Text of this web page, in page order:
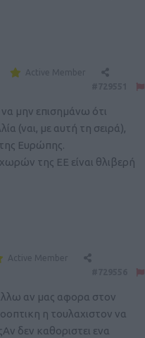
Active Member
μην επισημάνω ότι
(ναι, με αυτή τη σειρά),
Ευρώπης.
της ΕΕ είναι θλιβερή
Active Member
αν μας αφορα στον
η τουλαχιστον να
δεν καθοριστει ενα